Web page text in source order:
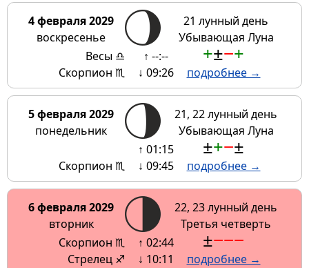
4 февраля 2029
воскресенье
21 лунный день
Убывающая Луна
Весы ♎
Скорпион ♏
↑ --:--
↓ 09:26
+±−+
подробнее →
5 февраля 2029
понедельник
21, 22 лунный день
Убывающая Луна
Скорпион ♏
↑ 01:15
↓ 09:45
±+−±
подробнее →
6 февраля 2029
вторник
22, 23 лунный день
Третья четверть
Скорпион ♏
Стрелец ♐
↑ 02:44
↓ 10:11
±−−−
подробнее →